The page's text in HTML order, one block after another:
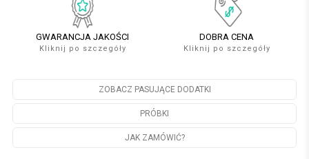
GWARANCJA JAKOŚCI
Kliknij po szczegóły
DOBRA CENA
Kliknij po szczegóły
ZOBACZ PASUJĄCE DODATKI
PRÓBKI
JAK ZAMÓWIĆ?